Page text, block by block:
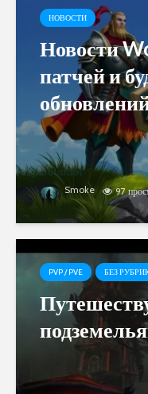
НОВОСТИ
Новости
патчей и
Smoke 97
PVP / PVE БЕЗ